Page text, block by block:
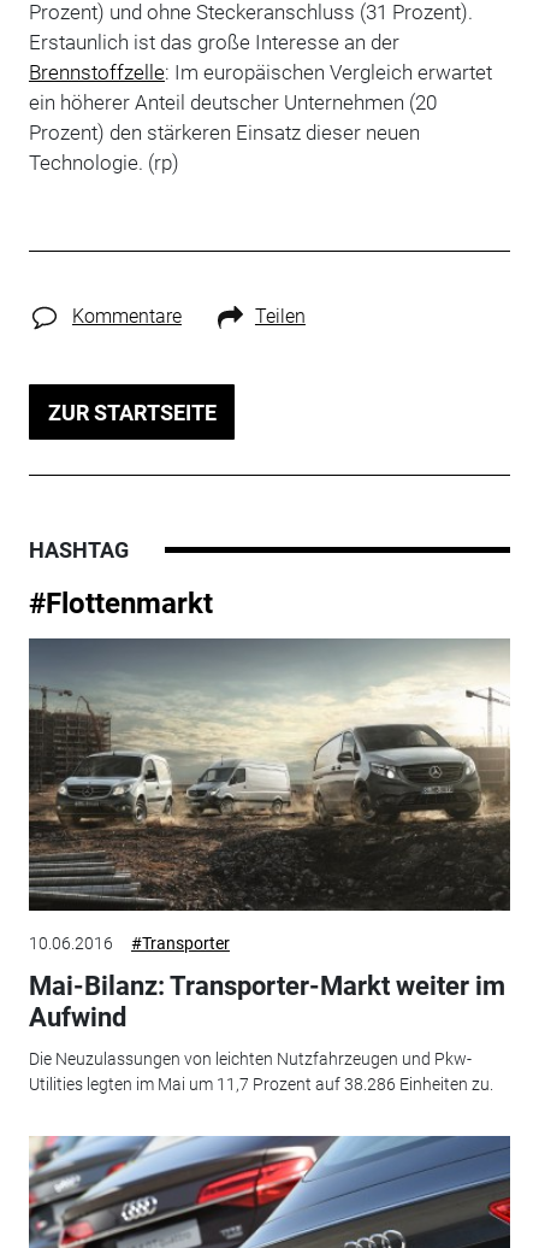
Prozent) und ohne Steckeranschluss (31 Prozent).
Erstaunlich ist das große Interesse an der
Brennstoffzelle: Im europäischen Vergleich erwartet
ein höherer Anteil deutscher Unternehmen (20
Prozent) den stärkeren Einsatz dieser neuen
Technologie. (rp)
Kommentare Teilen
ZUR STARTSEITE
HASHTAG
#Flottenmarkt
10.06.2016 #Transporter
Mai-Bilanz: Transporter-Markt weiter im
Aufwind
Die Neuzulassungen von leichten Nutzfahrzeugen und Pkw-
Utilities legten im Mai um 11,7 Prozent auf 38.286 Einheiten zu.